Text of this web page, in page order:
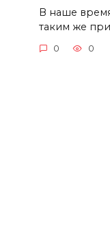
В наше
таким же
0 0